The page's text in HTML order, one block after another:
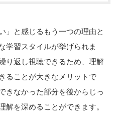
」と感じるもう一つの理由と
学習スタイルが挙げられま
り返し視聴できるため、理解
ることが大きなメリットで
きなかった部分を後からじっ
解を深めることができます。